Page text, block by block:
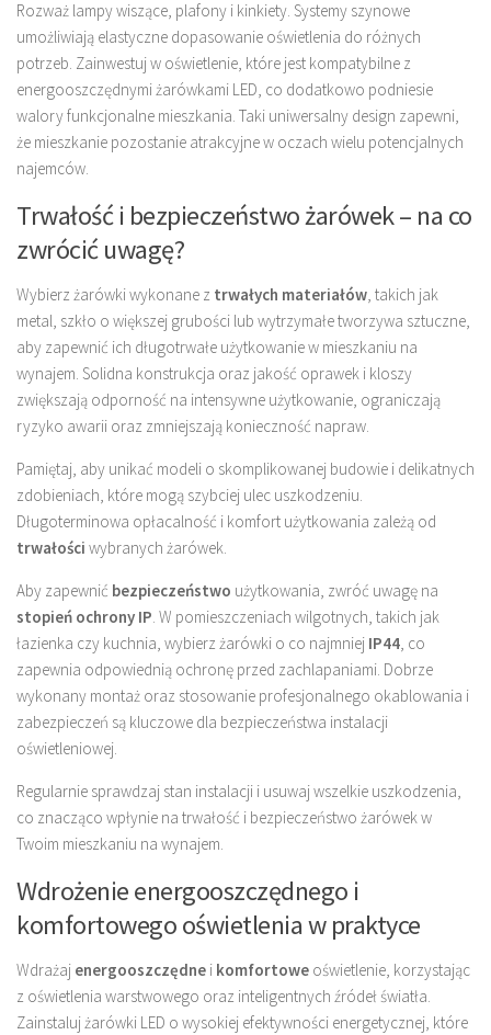
Rozważ lampy wiszące, plafony i kinkiety. Systemy szynowe
umożliwiają elastyczne dopasowanie oświetlenia do różnych
potrzeb. Zainwestuj w oświetlenie, które jest kompatybilne z
energooszczędnymi żarówkami LED, co dodatkowo podniesie
walory funkcjonalne mieszkania. Taki uniwersalny design zapewni,
że mieszkanie pozostanie atrakcyjne w oczach wielu potencjalnych
najemców.
Trwałość i bezpieczeństwo żarówek – na co
zwrócić uwagę?
Wybierz żarówki wykonane z trwałych materiałów, takich jak
metal, szkło o większej grubości lub wytrzymałe tworzywa sztuczne,
aby zapewnić ich długotrwałe użytkowanie w mieszkaniu na
wynajem. Solidna konstrukcja oraz jakość oprawek i kloszy
zwiększają odporność na intensywne użytkowanie, ograniczają
ryzyko awarii oraz zmniejszają konieczność napraw.
Pamiętaj, aby unikać modeli o skomplikowanej budowie i delikatnych
zdobieniach, które mogą szybciej ulec uszkodzeniu.
Długoterminowa opłacalność i komfort użytkowania zależą od
trwałości wybranych żarówek.
Aby zapewnić bezpieczeństwo użytkowania, zwróć uwagę na
stopień ochrony IP. W pomieszczeniach wilgotnych, takich jak
łazienka czy kuchnia, wybierz żarówki o co najmniej IP44, co
zapewnia odpowiednią ochronę przed zachlapaniami. Dobrze
wykonany montaż oraz stosowanie profesjonalnego okablowania i
zabezpieczeń są kluczowe dla bezpieczeństwa instalacji
oświetleniowej.
Regularnie sprawdzaj stan instalacji i usuwaj wszelkie uszkodzenia,
co znacząco wpłynie na trwałość i bezpieczeństwo żarówek w
Twoim mieszkaniu na wynajem.
Wdrożenie energooszczędnego i
komfortowego oświetlenia w praktyce
Wdrażaj energooszczędne i komfortowe oświetlenie, korzystając
z oświetlenia warstwowego oraz inteligentnych źródeł światła.
Zainstaluj żarówki LED o wysokiej efektywności energetycznej, które